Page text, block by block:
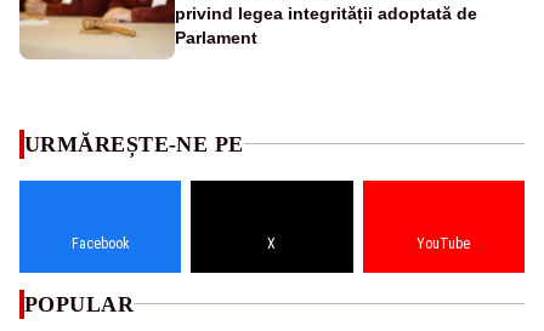
privind legea integrității adoptată de
Parlament
URMĂREȘTE-NE PE
Facebook X YouTube
POPULAR